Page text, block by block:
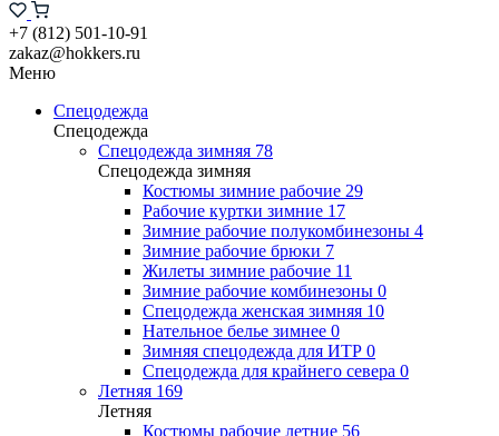
+7 (812) 501-10-91
zakaz@hokkers.ru
Меню
Спецодежда
Спецодежда
Спецодежда зимняя 78
Спецодежда зимняя
Костюмы зимние рабочие 29
Рабочие куртки зимние 17
Зимние рабочие полукомбинезоны 4
Зимние рабочие брюки 7
Жилеты зимние рабочие 11
Зимние рабочие комбинезоны 0
Спецодежда женская зимняя 10
Нательное белье зимнее 0
Зимняя спецодежда для ИТР 0
Спецодежда для крайнего севера 0
Летняя 169
Летняя
Костюмы рабочие летние 56